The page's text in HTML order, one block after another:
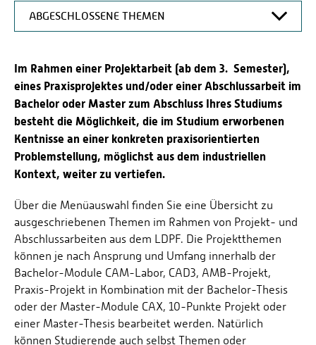
ABGESCHLOSSENE THEMEN
THEMEN IN BEARBEITUNG
ABGESCHLOSSENE THEMEN
Im Rahmen einer Projektarbeit (ab dem 3. Semester),
eines Praxisprojektes und/oder einer Abschlussarbeit im
Bachelor oder Master zum Abschluss Ihres Studiums
besteht die Möglichkeit, die im Studium erworbenen
Kentnisse an einer konkreten praxisorientierten
Problemstellung, möglichst aus dem industriellen
Kontext, weiter zu vertiefen.
Über die Menüauswahl finden Sie eine Übersicht zu
ausgeschriebenen Themen im Rahmen von Projekt- und
Abschlussarbeiten aus dem LDPF. Die Projektthemen
können je nach Ansprung und Umfang innerhalb der
Bachelor-Module CAM-Labor, CAD3, AMB-Projekt,
Praxis-Projekt in Kombination mit der Bachelor-Thesis
oder der Master-Module CAX, 10-Punkte Projekt oder
einer Master-Thesis bearbeitet werden. Natürlich
können Studierende auch selbst Themen oder